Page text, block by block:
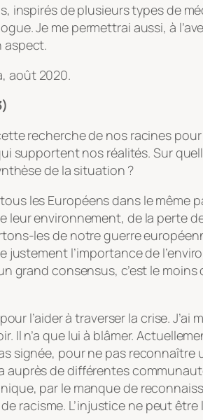
inspirés de plusieurs types de
Je me permettrai aussi, à
aspect.
août 2020.
recherche de nos racines
supportent nos réalités. Sur
de la situation ?
les Européens dans le même
leur environnement, de la perte
les de notre guerre
l’importance de
grand consensus, c’est le
l’aider à traverser la crise.
Il n’a que lui à blâmer.
signée, pour ne pas
auprès de différentes
par le manque de
racisme. L’injustice ne peut